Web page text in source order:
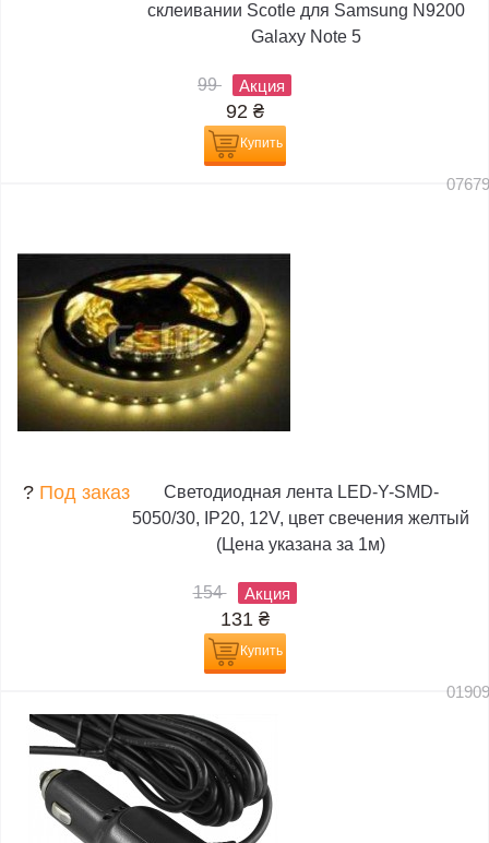
склеивании Scotle для Samsung N9200
Galaxy Note 5
99 Акция
92 ₴
Купить
? Под заказ
Светодиодная лента LED-Y-SMD-
5050/30, IP20, 12V, цвет свечения желтый
(Цена указана за 1м)
154 Акция
131 ₴
Купить